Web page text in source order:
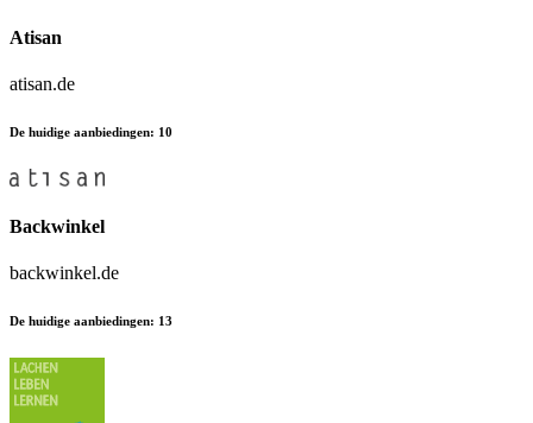
Atisan
atisan.de
De huidige aanbiedingen: 10
Backwinkel
backwinkel.de
De huidige aanbiedingen: 13